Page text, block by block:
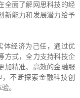
全面了解网思科技的经
新能力和发展潜力给予
体经济为己任，通过优
方式，全力支持科技企
加精准、高效的金融服
不断探索金融科技创
。